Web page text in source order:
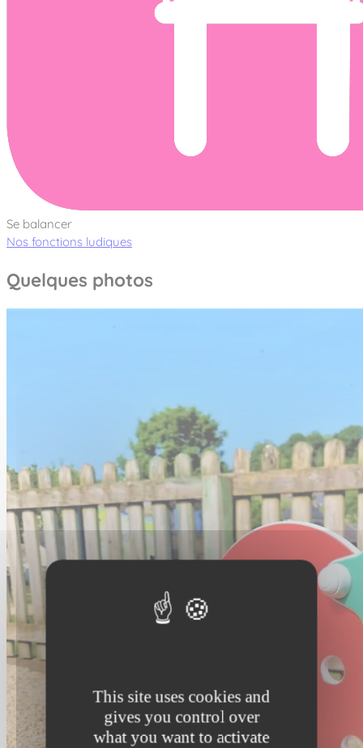
This site uses cookies and
gives you control over
what you want to activate
Se balancer
Nos fonctions ludiques
Quelques photos